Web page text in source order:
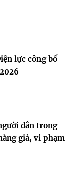
lực công bố
dân trong
giả, vi phạm